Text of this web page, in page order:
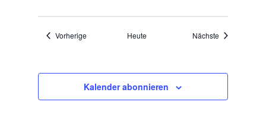
Vorherige Veranstaltungen
Heute Nächste
Kalender abonnieren